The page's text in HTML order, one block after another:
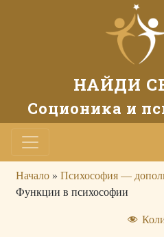
НАЙДИ
Соционика и
Начало» Психософия —
Функции в психософии